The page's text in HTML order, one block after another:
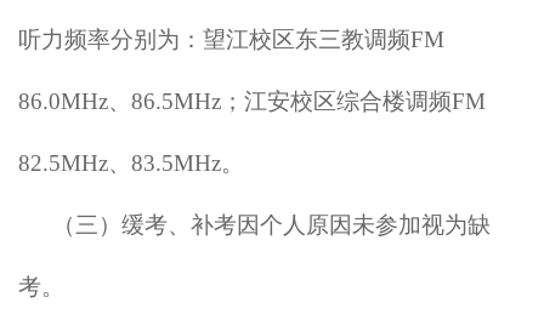
听力频率分别为：望江校区东三教调频FM
86.0MHz、86.5MHz；江安校区综合楼调频FM
82.5MHz、83.5MHz。
（三）缓考、补考因个人原因未参加视为缺
考。